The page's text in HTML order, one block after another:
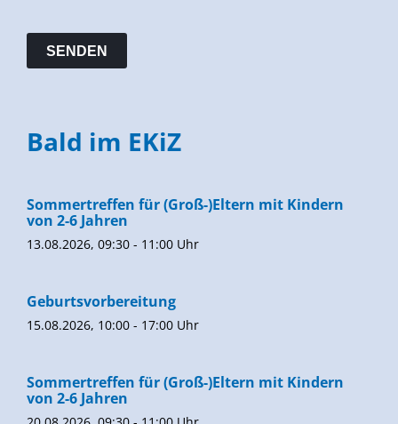
Bald im EKiZ
Sommertreffen für (Groß-)Eltern mit Kindern
von 2-6 Jahren
13.08.2026, 09:30 - 11:00 Uhr
Geburtsvorbereitung
15.08.2026, 10:00 - 17:00 Uhr
Sommertreffen für (Groß-)Eltern mit Kindern
von 2-6 Jahren